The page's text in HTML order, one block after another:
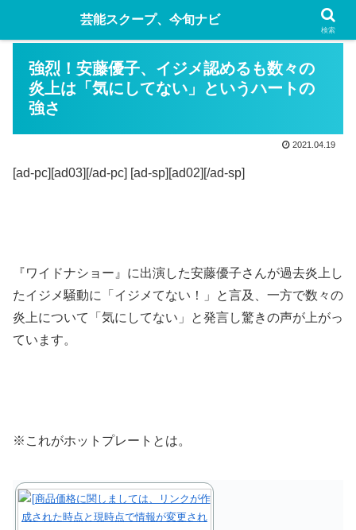
強烈！安藤優子、イジメ認めるも数々の
炎上は「気にしてない」というハートの
強さ
2021.04.19
[ad-pc][ad03][/ad-pc] [ad-sp][ad02][/ad-sp]
『ワイドナショー』に出演した安藤優子さんが過去炎上し
たイジメ騒動に「イジメてない！」と言及、一方で数々の
炎上について「気にしてない」と発言し驚きの声が上がっ
ています。
※これがホットプレートとは。
芸能スクープ、今旬ナビ
検索